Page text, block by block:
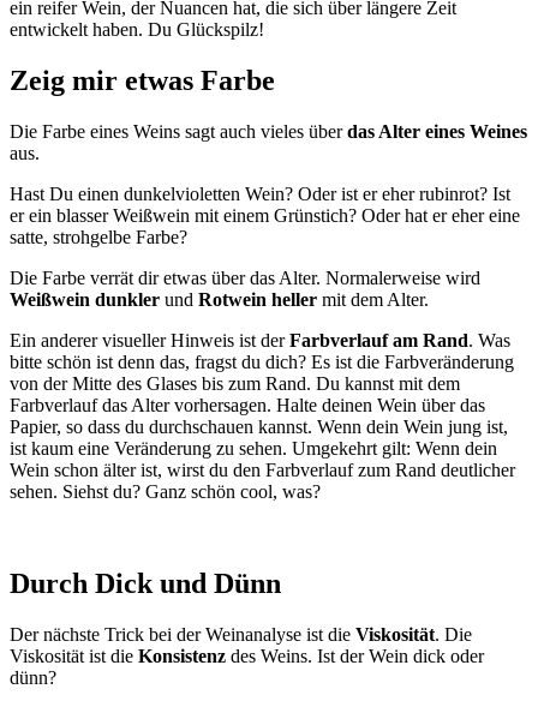
ein reifer Wein, der Nuancen hat, die sich über längere Zeit
entwickelt haben. Du Glückspilz!
Zeig mir etwas Farbe
Die Farbe eines Weins sagt auch vieles überdas Alter eines Weines
aus.
Hast Du einen dunkelvioletten Wein? Oder ist er eher rubinrot? Ist
er ein blasser Weißwein mit einem Grünstich? Oder hat er eher eine
satte, strohgelbe Farbe?
Die Farbe verrät dir etwas über das Alter. Normalerweise wird
Weißwein dunkler und Rotwein heller mit dem Alter.
Ein anderer visueller Hinweis ist derFarbverlauf am Rand. Was
bitte schön ist denn das, fragst du dich? Es ist die Farbveränderung
von der Mitte des Glases bis zum Rand. Du kannst mit dem
Farbverlauf das Alter vorhersagen. Halte deinen Wein über das
Papier, so dass du durchschauen kannst. Wenn dein Wein jung ist,
ist kaum eine Veränderung zu sehen. Umgekehrt gilt: Wenn dein
Wein schon älter ist, wirst du den Farbverlauf zum Rand deutlicher
sehen. Siehst du? Ganz schön cool, was?
Durch Dick und Dünn
Der nächste Trick bei der Weinanalyse ist die Viskosität. Die
Viskosität ist die Konsistenz des Weins. Ist der Wein dick oder
dünn?